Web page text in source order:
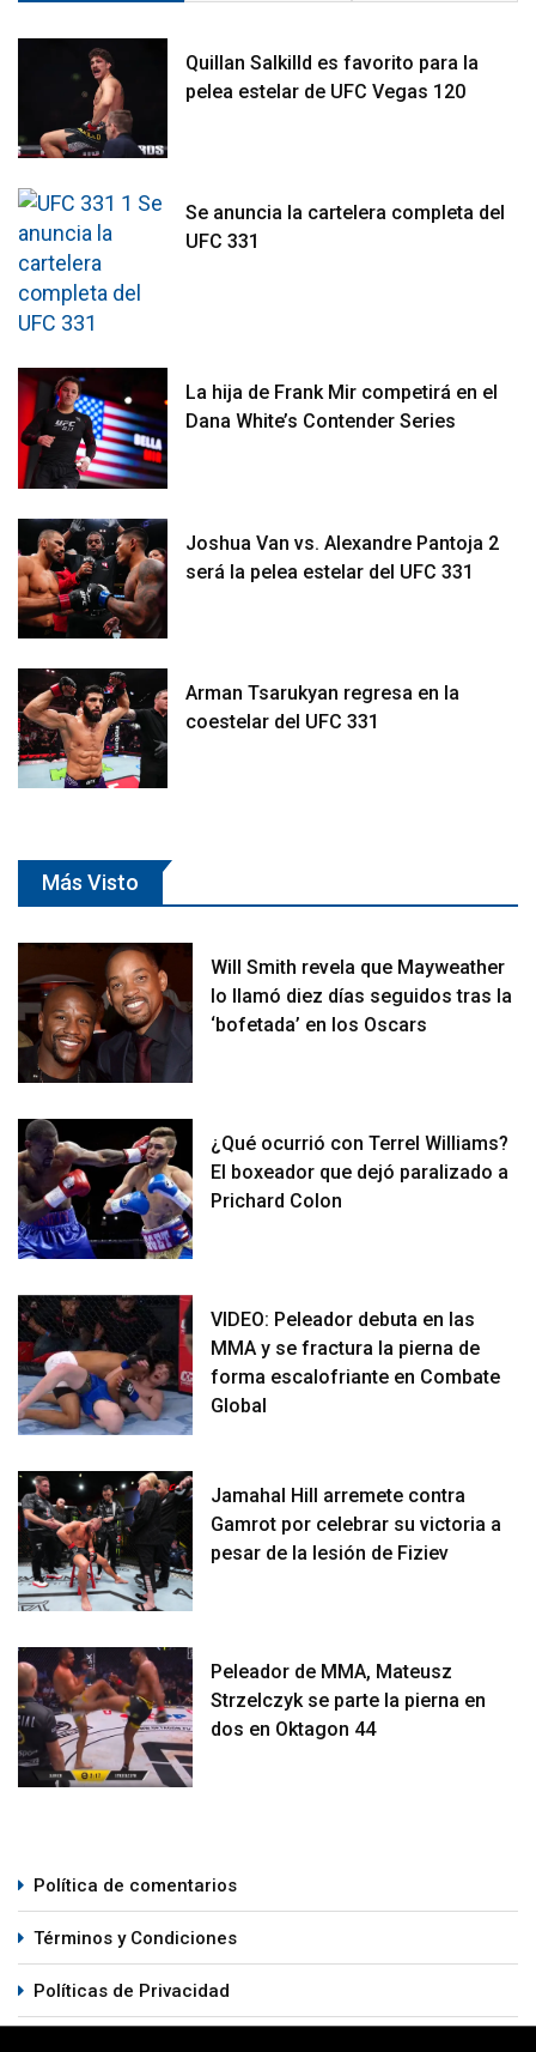
Quillan Salkilld es favorito para la
pelea estelar de UFC Vegas 120
Se anuncia la cartelera completa del
UFC 331
La hija de Frank Mir competirá en el
Dana White’s Contender Series
Joshua Van vs. Alexandre Pantoja 2
será la pelea estelar del UFC 331
Arman Tsarukyan regresa en la
coestelar del UFC 331
Más Visto
Will Smith revela que Mayweather
lo llamó diez días seguidos tras la
‘bofetada’ en los Oscars
¿Qué ocurrió con Terrel Williams?
El boxeador que dejó paralizado a
Prichard Colon
VIDEO: Peleador debuta en las
MMA y se fractura la pierna de
forma escalofriante en Combate
Global
Jamahal Hill arremete contra
Gamrot por celebrar su victoria a
pesar de la lesión de Fiziev
Peleador de MMA, Mateusz
Strzelczyk se parte la pierna en
dos en Oktagon 44
Política de comentarios
Términos y Condiciones
Políticas de Privacidad